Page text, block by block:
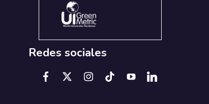
Redes sociales